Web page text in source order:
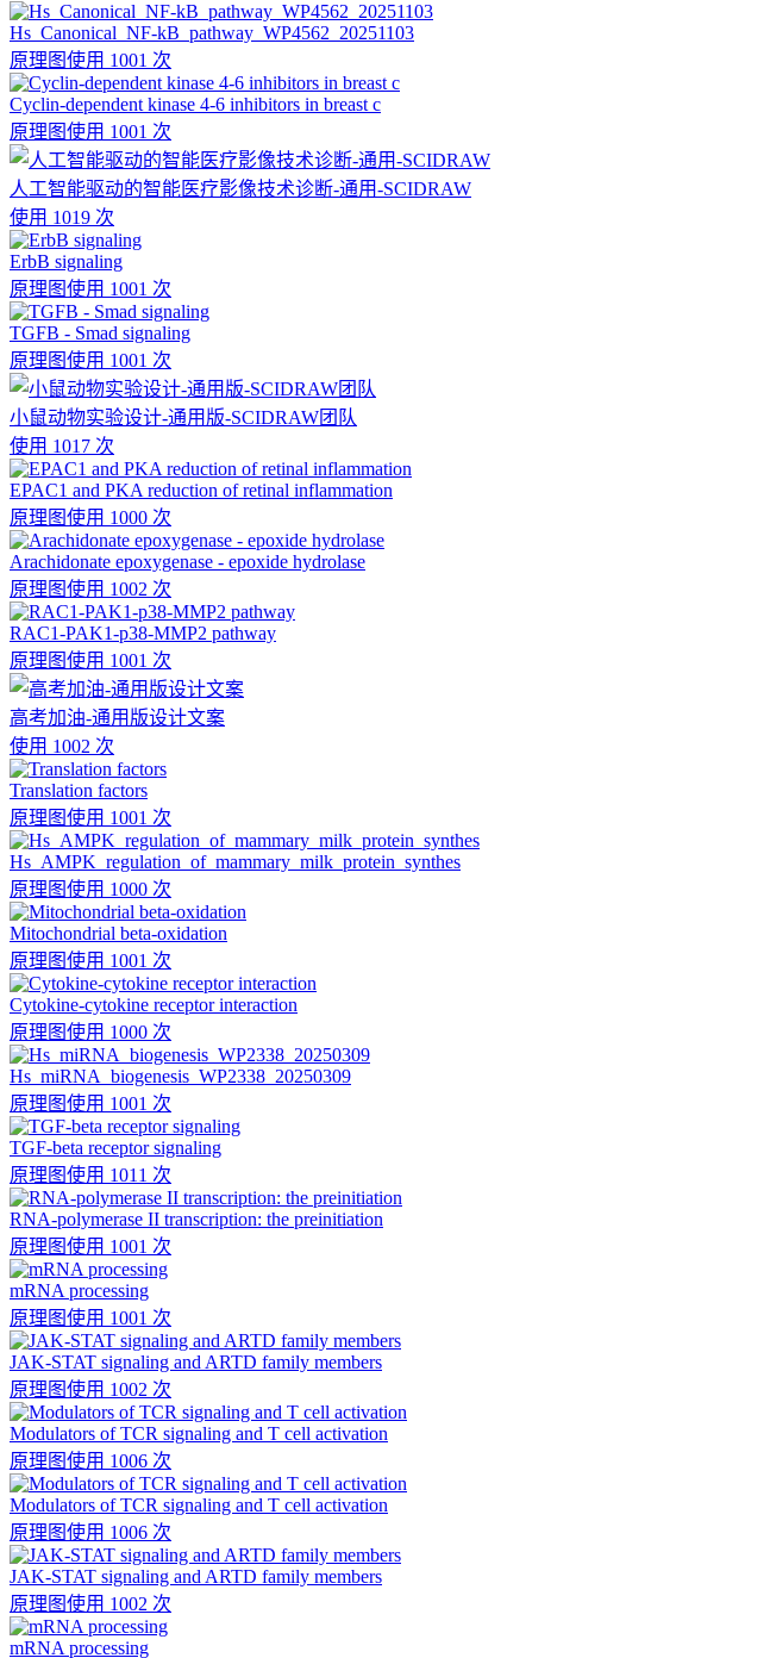
Hs_Canonical_NF-kB_pathway_WP4562_20251103
原理图使用 1001 次
Cyclin-dependent kinase 4-6 inhibitors in breast c
原理图使用 1001 次
人工智能驱动的智能医疗影像技术诊断-通用-SCIDRAW
使用 1019 次
ErbB signaling
原理图使用 1001 次
TGFB - Smad signaling
原理图使用 1001 次
小鼠动物实验设计-通用版-SCIDRAW团队
使用 1017 次
EPAC1 and PKA reduction of retinal inflammation
原理图使用 1000 次
Arachidonate epoxygenase - epoxide hydrolase
原理图使用 1002 次
RAC1-PAK1-p38-MMP2 pathway
原理图使用 1001 次
高考加油-通用版设计文案
使用 1002 次
Translation factors
原理图使用 1001 次
Hs_AMPK_regulation_of_mammary_milk_protein_synthes
原理图使用 1000 次
Mitochondrial beta-oxidation
原理图使用 1001 次
Cytokine-cytokine receptor interaction
原理图使用 1000 次
Hs_miRNA_biogenesis_WP2338_20250309
原理图使用 1001 次
TGF-beta receptor signaling
原理图使用 1011 次
RNA-polymerase II transcription: the preinitiation
原理图使用 1001 次
mRNA processing
原理图使用 1001 次
JAK-STAT signaling and ARTD family members
原理图使用 1002 次
Modulators of TCR signaling and T cell activation
原理图使用 1006 次
Modulators of TCR signaling and T cell activation
原理图使用 1006 次
JAK-STAT signaling and ARTD family members
原理图使用 1002 次
mRNA processing